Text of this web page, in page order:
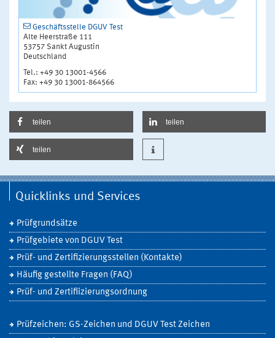
Geschäftsstelle DGUV Test
Alte Heerstraße 111
53757 Sankt Augustin
Deutschland
Tel.: +49 30 13001-4566
Fax: +49 30 13001-864566
teilen teilen
teilen
Quicklinks und Services
Prüfgrundsätze
Prüfgebiete von DGUV Test
Prüf- und Zertifizierungsstellen (Kontakte)
Häufig gestellte Fragen (FAQ)
Prüf- und Zertifiizierungsordnung
Prüfzeichen: GS-Zeichen und DGUV Test Zeichen